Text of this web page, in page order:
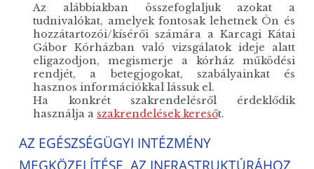
Az alábbiakban összefoglaljuk azokat a
tudnivalókat, amelyek fontosak lehetnek Ön és
hozzátartozói/kísérői számára a Karcagi Kátai
Gábor Kórházban való vizsgálatok ideje alatt
eligazodjon, megismerje a kórház működési
rendjét, a betegjogokat, szabályainkat és
hasznos információkkal lássuk el.
Ha konkrét szakrendelésről érdeklődik
használja a szakrendelések keresőt.
AZ EGÉSZSÉGÜGYI INTÉZMÉNY
MEGKÖZELÍTÉSE, AZ INFRASTRUKTÚRÁHOZ